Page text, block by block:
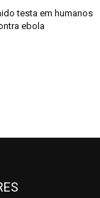
testa em humanos
ebola